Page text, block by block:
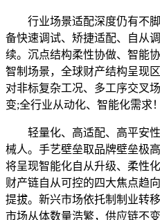
行业场景适配深度仍有不脚
备快速调试、矫捷适配、自从
续。沉点结构柔性协做、智能
智制场景，全球财产结构呈现
对非标复杂工况、多工序交叉
变;全行业从动化、智能化需求！
轻量化、高适配、高平安性
械人。手艺壁垒取品牌壁垒极
将呈现智能化自从升级、柔性
财产链自从可控的四大焦点趋
提拔。新兴市场依托制制业转
市场从体数量浩繁，供应链不